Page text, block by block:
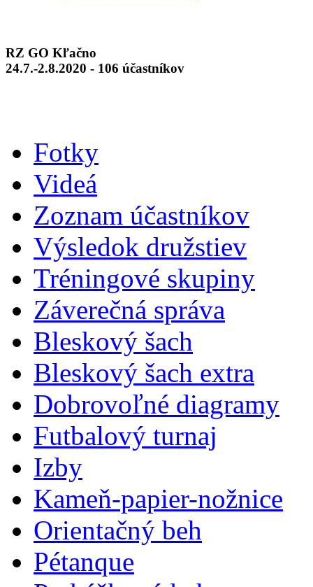
RZ GO Kľačno
24.7.-2.8.2020 - 106 účastníkov
Fotky
Videá
Zoznam účastníkov
Výsledok družstiev
Tréningové skupiny
Záverečná správa
Bleskový šach
Bleskový šach extra
Dobrovoľné diagramy
Futbalový turnaj
Izby
Kameň-papier-nožnice
Orientačný beh
Pétanque